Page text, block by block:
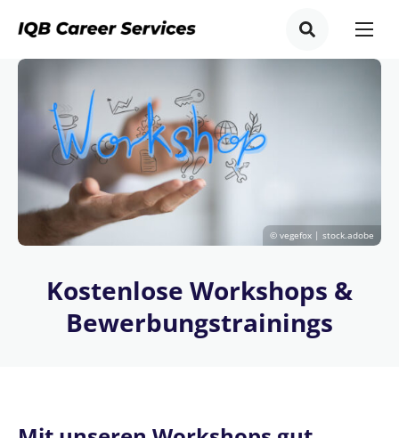
© vegefox | stock.adobe
Kostenlose Workshops &
Bewerbungstrainings